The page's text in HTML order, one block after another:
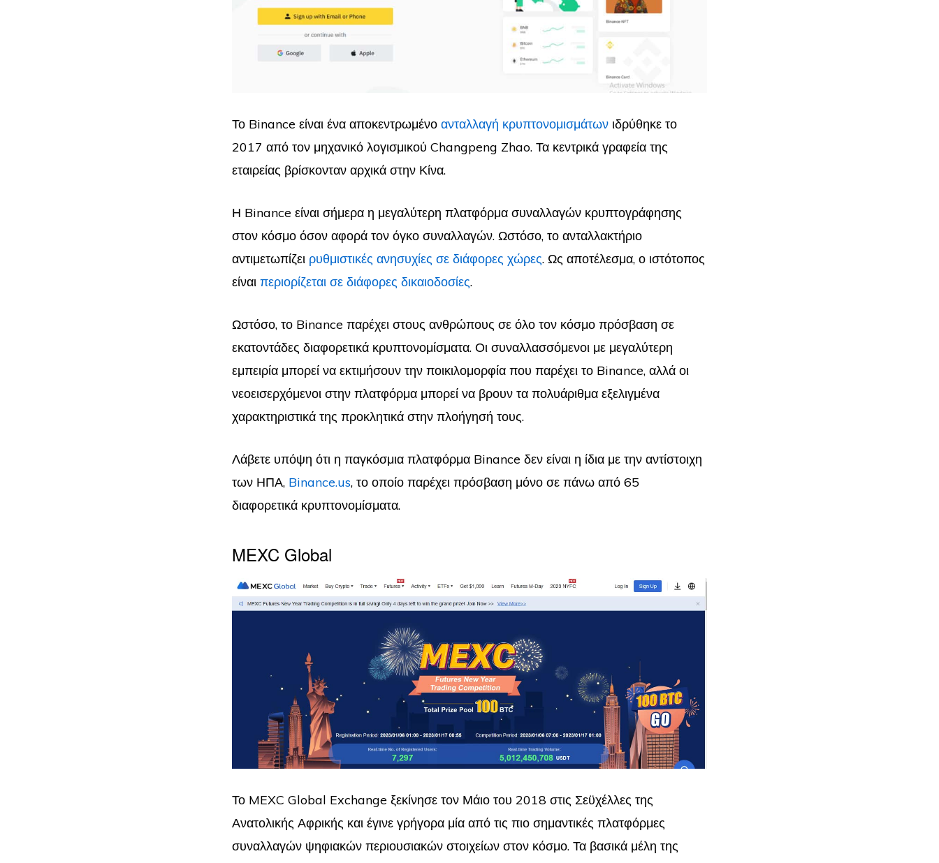
Το Binance είναι ένα αποκεντρωμένο ανταλλαγή κρυπτονομισμάτων ιδρύθηκε το
2017 από τον μηχανικό λογισμικού Changpeng Zhao. Τα κεντρικά γραφεία της
εταιρείας βρίσκονταν αρχικά στην Κίνα.
Η Binance είναι σήμερα η μεγαλύτερη πλατφόρμα συναλλαγών κρυπτογράφησης
στον κόσμο όσον αφορά τον όγκο συναλλαγών. Ωστόσο, το ανταλλακτήριο
αντιμετωπίζει ρυθμιστικές ανησυχίες σε διάφορες χώρες. Ως αποτέλεσμα, ο ιστότοπος
είναι περιορίζεται σε διάφορες δικαιοδοσίες.
Ωστόσο, το Binance παρέχει στους ανθρώπους σε όλο τον κόσμο πρόσβαση σε
εκατοντάδες διαφορετικά κρυπτονομίσματα. Οι συναλλασσόμενοι με μεγαλύτερη
εμπειρία μπορεί να εκτιμήσουν την ποικιλομορφία που παρέχει το Binance, αλλά οι
νεοεισερχόμενοι στην πλατφόρμα μπορεί να βρουν τα πολυάριθμα εξελιγμένα
χαρακτηριστικά της προκλητικά στην πλοήγησή τους.
Λάβετε υπόψη ότι η παγκόσμια πλατφόρμα Binance δεν είναι η ίδια με την αντίστοιχη
των ΗΠΑ, Binance.us, το οποίο παρέχει πρόσβαση μόνο σε πάνω από 65
διαφορετικά κρυπτονομίσματα.
MEXC Global
Το MEXC Global Exchange ξεκίνησε τον Μάιο του 2018 στις Σεϋχέλλες της
Ανατολικής Αφρικής και έγινε γρήγορα μία από τις πιο σημαντικές πλατφόρμες
συναλλαγών ψηφιακών περιουσιακών στοιχείων στον κόσμο. Τα βασικά μέλη της